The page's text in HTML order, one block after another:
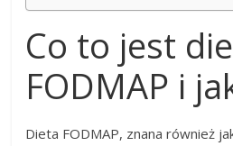
Co to jest
FODMAP i
Dieta FODMAP, znana również